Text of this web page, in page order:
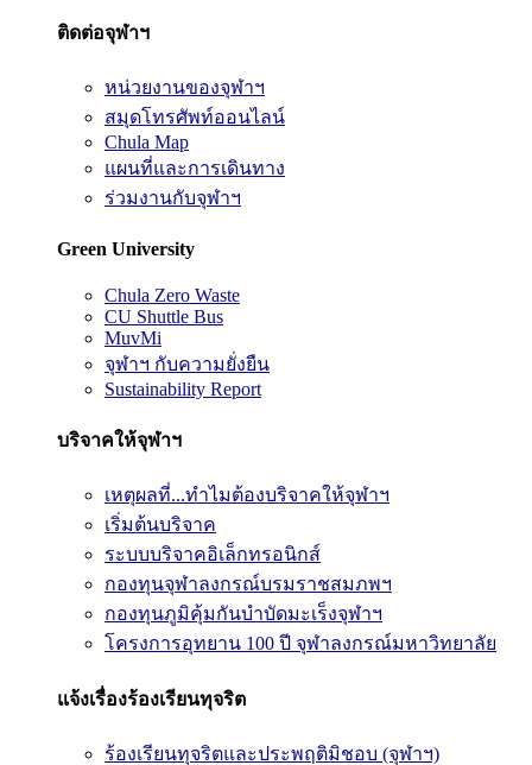
ติดต่อจุฬาฯ
หน่วยงานของจุฬาฯ
สมุดโทรศัพท์ออนไลน์
Chula Map
แผนที่และการเดินทาง
ร่วมงานกับจุฬาฯ
Green University
Chula Zero Waste
CU Shuttle Bus
MuvMi
จุฬาฯ กับความยั่งยืน
Sustainability Report
บริจาคให้จุฬาฯ
เหตุผลที่...ทำไมต้องบริจาคให้จุฬาฯ
เริ่มต้นบริจาค
ระบบบริจาคอิเล็กทรอนิกส์
กองทุนจุฬาลงกรณ์บรมราชสมภพฯ
กองทุนภูมิคุ้มกันบำบัดมะเร็งจุฬาฯ
โครงการอุทยาน 100 ปี จุฬาลงกรณ์มหาวิทยาลัย
แจ้งเรื่องร้องเรียนทุจริต
ร้องเรียนทุจริตและประพฤติมิชอบ (จุฬาฯ)